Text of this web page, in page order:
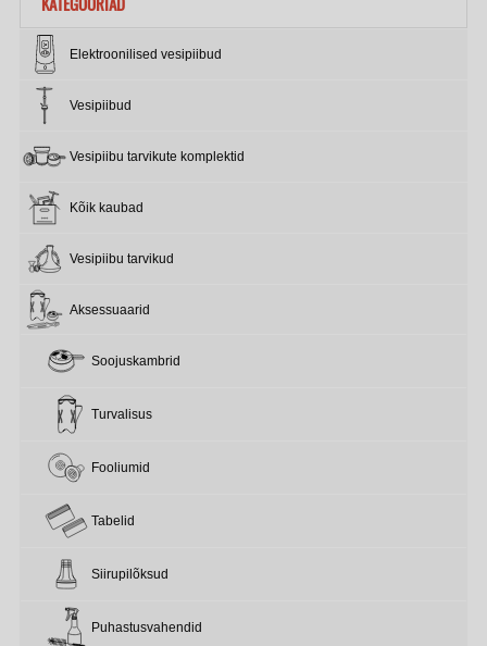
Elektroonilised vesipiibud
Vesipiibud
Vesipiibu tarvikute komplektid
Kõik kaubad
Vesipiibu tarvikud
Aksessuaarid
Soojuskambrid
Turvalisus
Fooliumid
Tabelid
Siirupilõksud
Puhastusvahendid